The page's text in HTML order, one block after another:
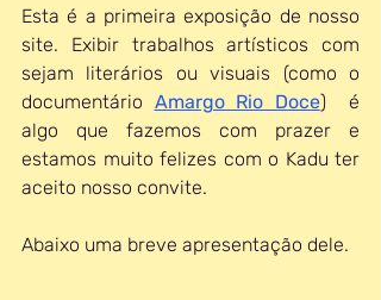
Esta é a primeira exposição de nosso
site. Exibir trabalhos artísticos com
sejam literários ou visuais (como o
documentário Amargo Rio Doce)  é
algo que fazemos com prazer e
estamos muito felizes com o Kadu ter
aceito nosso convite.
Abaixo uma breve apresentação dele.